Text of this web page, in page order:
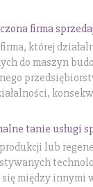
firma
której
do maszyn
tanie usługi
lub
między innymi